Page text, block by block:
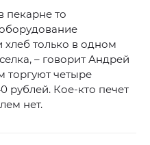
пекарне то
оборудование
хлеб только в одном
– говорит Андрей
торгуют четыре
рублей. Кое-кто печет
нет.